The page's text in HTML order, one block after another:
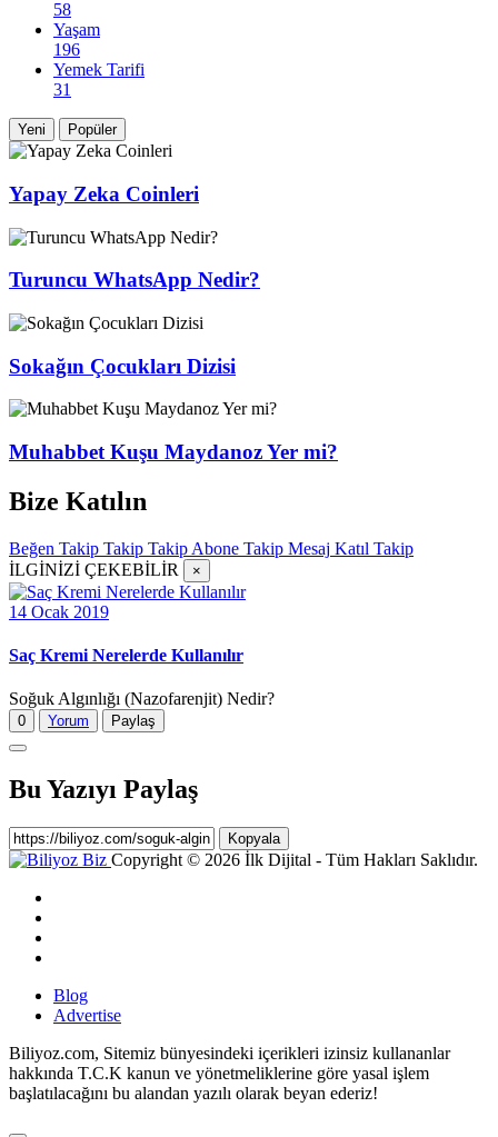
58
Yaşam
196
Yemek Tarifi
31
Yeni Popüler
Yapay Zeka Coinleri
Turuncu WhatsApp Nedir?
Sokağın Çocukları Dizisi
Muhabbet Kuşu Maydanoz Yer mi?
Bize Katılın
Beğen Takip Takip Takip Abone Takip Mesaj Katıl Takip
İLGİNİZİ ÇEKEBİLİR
×
14 Ocak 2019
Saç Kremi Nerelerde Kullanılır
Soğuk Algınlığı (Nazofarenjit) Nedir?
0 Yorum Paylaş
Bu Yazıyı Paylaş
Kopyala
Copyright © 2026 İlk Dijital - Tüm Hakları Saklıdır.
Blog
Advertise
Biliyoz.com, Sitemiz bünyesindeki içerikleri izinsiz kullananlar
hakkında T.C.K kanun ve yönetmeliklerine göre yasal işlem
başlatılacağını bu alandan yazılı olarak beyan ederiz!